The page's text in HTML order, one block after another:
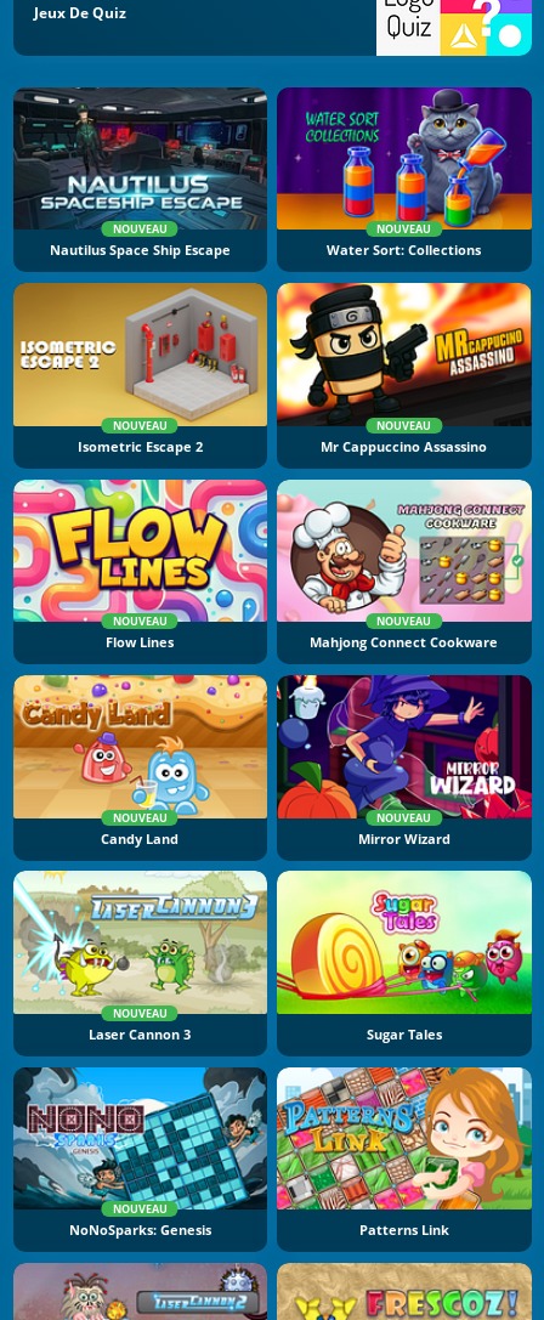
Jeux De Quiz
NOUVEAU
Nautilus Space Ship Escape
NOUVEAU
Water Sort: Collections
NOUVEAU
Isometric Escape 2
NOUVEAU
Mr Cappuccino Assassino
NOUVEAU
Flow Lines
NOUVEAU
Mahjong Connect Cookware
NOUVEAU
Candy Land
NOUVEAU
Mirror Wizard
NOUVEAU
Laser Cannon 3 Sugar Tales
NOUVEAU
NoNoSparks: Genesis Patterns Link